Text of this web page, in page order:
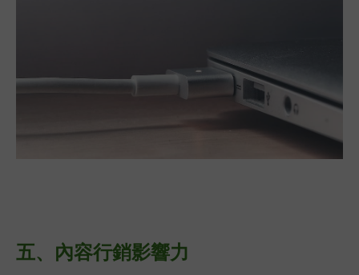
五、 內容行銷影響力